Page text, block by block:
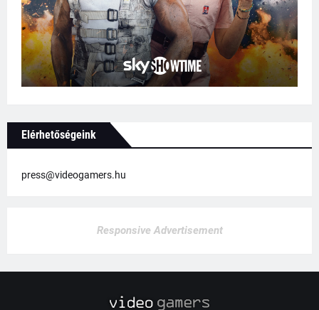
Elérhetőségeink
press@videogamers.hu
Responsive Advertisement